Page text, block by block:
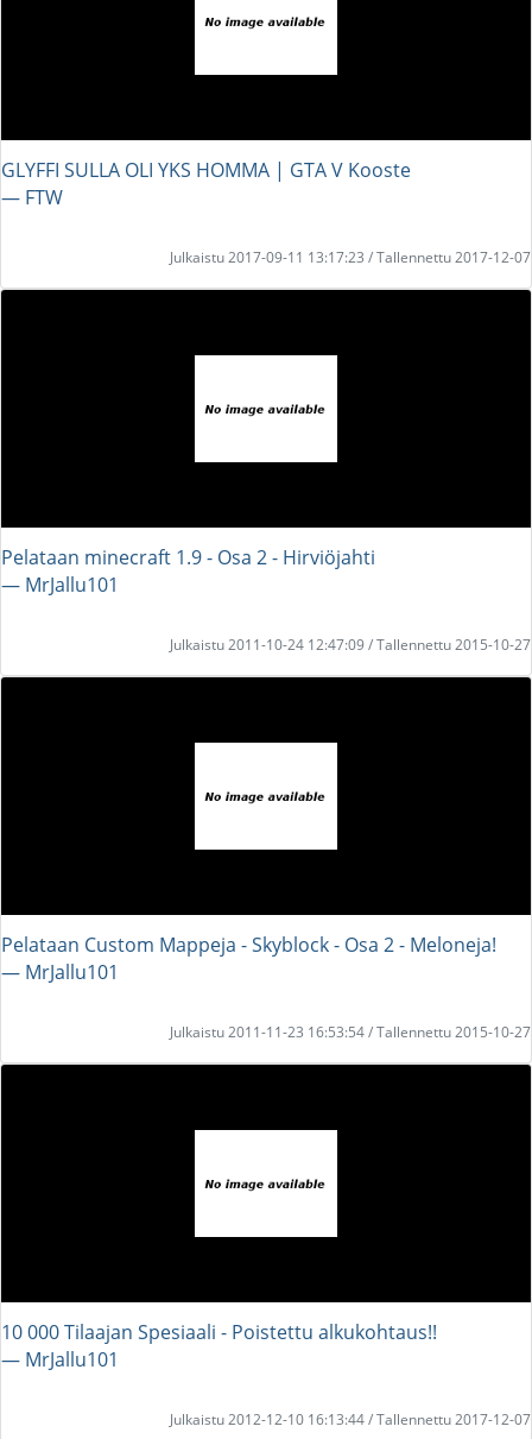
GLYFFI SULLA OLI YKS HOMMA | GTA V Kooste
― FTW
Julkaistu 2017-09-11 13:17:23 / Tallennettu 2017-12-07
Pelataan minecraft 1.9 - Osa 2 - Hirviöjahti
― MrJallu101
Julkaistu 2011-10-24 12:47:09 / Tallennettu 2015-10-27
Pelataan Custom Mappeja - Skyblock - Osa 2 - Meloneja!
― MrJallu101
Julkaistu 2011-11-23 16:53:54 / Tallennettu 2015-10-27
10 000 Tilaajan Spesiaali - Poistettu alkukohtaus!!
― MrJallu101
Julkaistu 2012-12-10 16:13:44 / Tallennettu 2017-12-07